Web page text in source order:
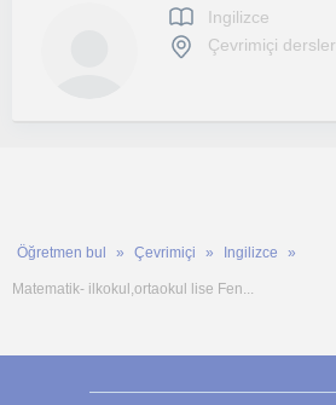
Ingilizce
Çevrimiçi dersler
Öğretmen bul Çevrimiçi Ingilizce
Matematik- ilkokul,ortaokul lise Fen...